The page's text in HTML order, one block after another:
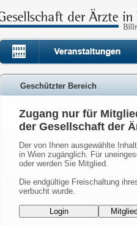
Geschützter Bereich
Zugang nur für
der Gesellschaft der
Der von Ihnen ausgewählte
in Wien zugänglich. Für
oder werden Sie Mitglied.
Die endgültige Freischaltung
verbucht wurde.